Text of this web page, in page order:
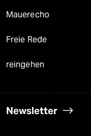
Mauerecho
Freie Rede
reingehen
Newsletter